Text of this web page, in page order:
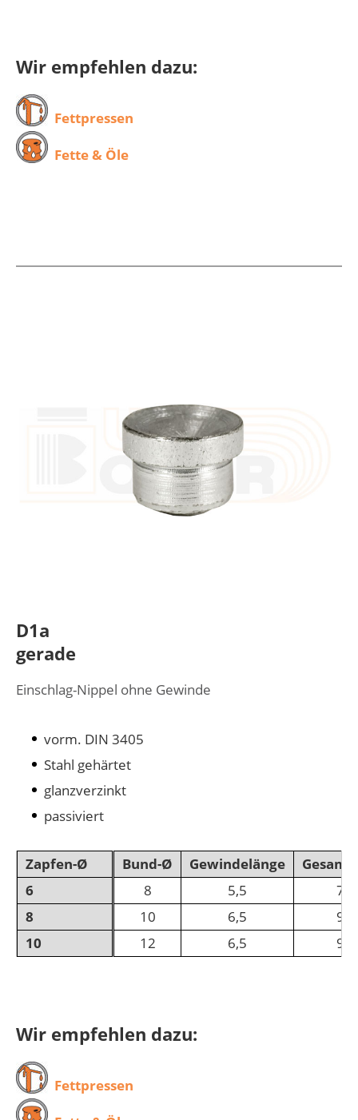
Wir empfehlen dazu:
Fettpressen
Fette & Öle
D1a
gerade
Einschlag-Nippel ohne Gewinde
vorm. DIN 3405
Stahl gehärtet
glanzverzinkt
passiviert
Bund-Ø Gewindelänge
8
5,5
7,5
10
6,5
9,5
12
6,5 9,5
Zapfen-Ø
6
8
10
Wir empfehlen dazu:
Fettpressen